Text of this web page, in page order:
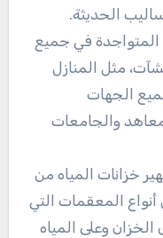
الحديثة.
المتواجدة في جميع
مثل المنازل
الجهات
والجامعات
خزانات المياه من
المعقمات التي
الخزان وعلى المياه